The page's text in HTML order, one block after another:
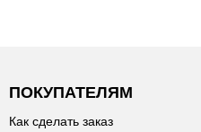
ПОКУПАТЕЛЯМ
Как сделать заказ